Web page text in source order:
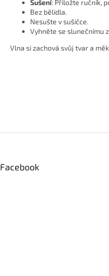
Sušení: Přiložte ručník,
Bez bělidla.
Nesušte v sušičce.
Vyhněte se slunečnímu
Vlna si zachová svůj tvar a
Facebook